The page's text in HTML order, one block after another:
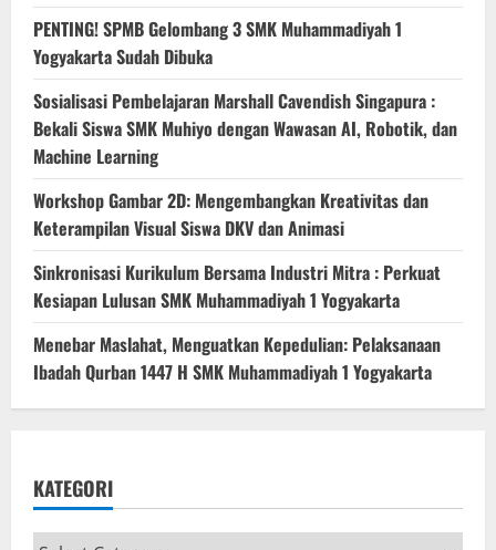
PENTING! SPMB Gelombang 3 SMK Muhammadiyah 1
Yogyakarta Sudah Dibuka
Sosialisasi Pembelajaran Marshall Cavendish Singapura :
Bekali Siswa SMK Muhiyo dengan Wawasan AI, Robotik, dan
Machine Learning
Workshop Gambar 2D: Mengembangkan Kreativitas dan
Keterampilan Visual Siswa DKV dan Animasi
Sinkronisasi Kurikulum Bersama Industri Mitra : Perkuat
Kesiapan Lulusan SMK Muhammadiyah 1 Yogyakarta
Menebar Maslahat, Menguatkan Kepedulian: Pelaksanaan
Ibadah Qurban 1447 H SMK Muhammadiyah 1 Yogyakarta
KATEGORI